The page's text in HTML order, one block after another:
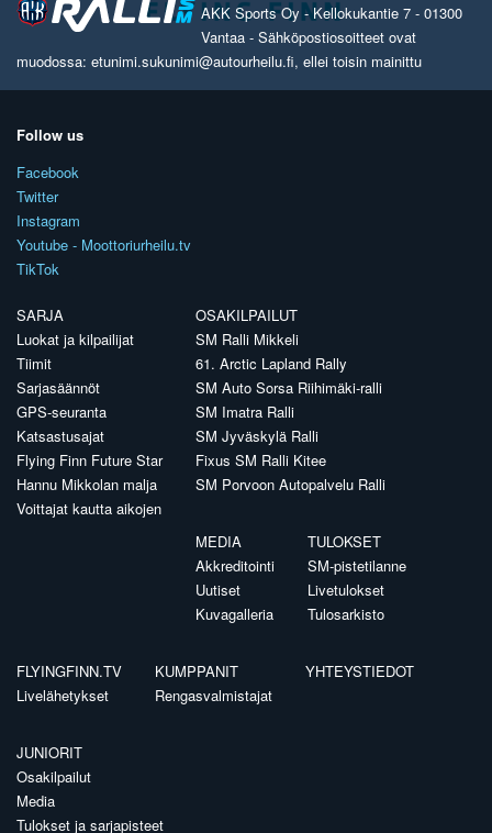
AKK Sports Oy - Kellokukantie 7 - 01300
Vantaa - Sähköpostiosoitteet ovat
muodossa: etunimi.sukunimi@autourheilu.fi, ellei toisin mainittu
Follow us
Facebook
Twitter
Instagram
Youtube - Moottoriurheilu.tv
TikTok
SARJA
Luokat ja kilpailijat
Tiimit
Sarjasäännöt
GPS-seuranta
Katsastusajat
Flying Finn Future Star
Hannu Mikkolan malja
Voittajat kautta aikojen
OSAKILPAILUT
SM Ralli Mikkeli
61. Arctic Lapland Rally
SM Auto Sorsa Riihimäki-ralli
SM Imatra Ralli
SM Jyväskylä Ralli
Fixus SM Ralli Kitee
SM Porvoon Autopalvelu Ralli
MEDIA
Akkreditointi
Uutiset
Kuvagalleria
TULOKSET
SM-pistetilanne
Livetulokset
Tulosarkisto
FLYINGFINN.TV
Livelähetykset
KUMPPANIT
Rengasvalmistajat
YHTEYSTIEDOT
JUNIORIT
Osakilpailut
Media
Tulokset ja sarjapisteet